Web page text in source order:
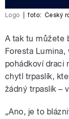
Logo foto: Český
A tak tu můžete
Foresta
pohádkoví draci
chytl trpaslík,
žádný trpaslík –
„Ano, je to